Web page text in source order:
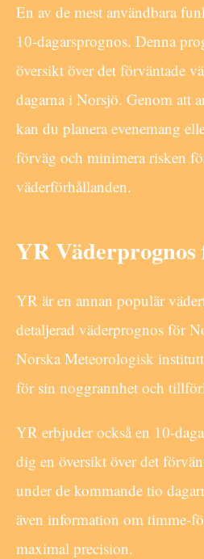
En av de mest användbara
10-dagarsprognos. Denna
översikt över det förväntade
dagarna i Norsjö. Genom att
kan du planera evenemang
förväg och minimera risken
väderförhållanden.
YR
YR är en annan populär
detaljerad väderprognos för
Norska Meteorologisk
för sin noggrannhet och
YR erbjuder också en 10-
dig en översikt över det
under de kommande tio
även information om timme-
maximal precision.